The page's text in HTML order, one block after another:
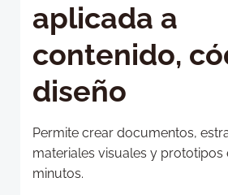
aplicada a
contenido,
diseño
Permite crear documentos,
materiales visuales y prototipos
minutos.